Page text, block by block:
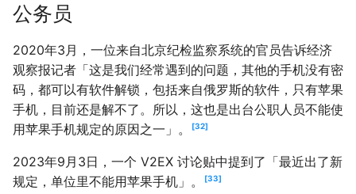
公务员
2020年3月，一位来自北京纪检监察系统的官员告诉经济
观察报记者「这是我们经常遇到的问题，其他的手机没有密
码，都可以有软件解锁，包括来自俄罗斯的软件，只有苹果
手机，目前还是解不了。所以，这也是出台公职人员不能使
用苹果手机规定的原因之一」。
32
2023年9月3日，一个 V2EX 讨论贴中提到了「最近出了新
规定，单位里不能用苹果手机」。
33